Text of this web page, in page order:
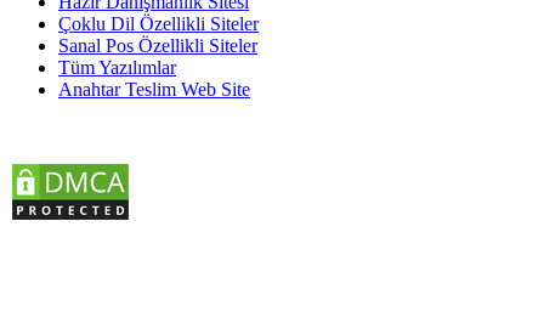
Çoklu Dil Özellikli Siteler
Sanal Pos Özellikli Siteler
Tüm Yazılımlar
Anahtar Teslim Web Site